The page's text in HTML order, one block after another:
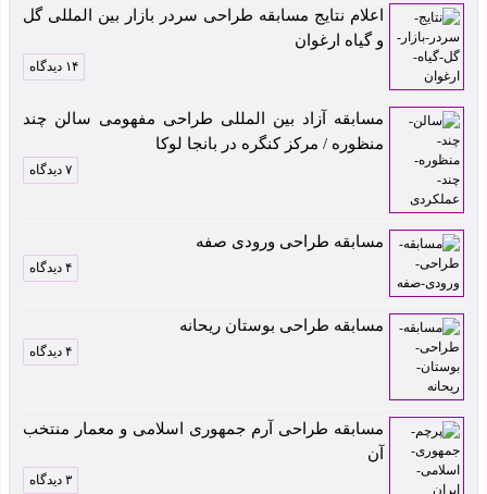
اعلام نتایج مسابقه طراحی سردر بازار بین المللی گل
و گیاه ارغوان
۱۴ دیدگاه
مسابقه آزاد بین المللی طراحی مفهومی سالن چند
منظوره / مرکز کنگره در بانجا لوکا
۷ دیدگاه
مسابقه طراحی ورودی صفه
۴ دیدگاه
مسابقه طراحی بوستان ریحانه
۴ دیدگاه
مسابقه طراحی آرم جمهوری اسلامی و معمار منتخب
آن
۳ دیدگاه